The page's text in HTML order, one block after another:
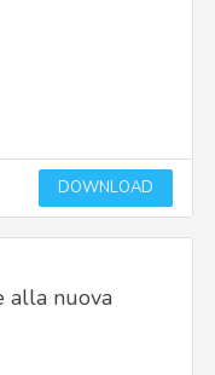
DOWNLOAD
alla nuova